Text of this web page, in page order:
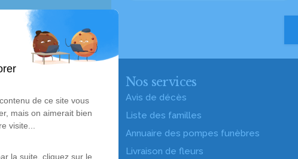
Nos services
Avis de décès
Liste des familles
Annuaire des pompes funèbres
Livraison de fleurs